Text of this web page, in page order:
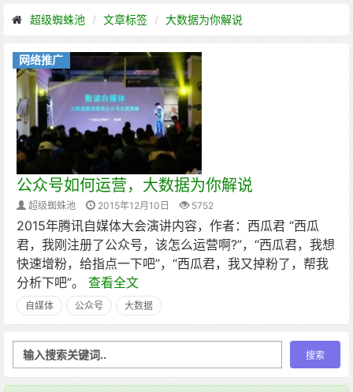
超级蜘蛛池 文章标签 大数据为你解说
网络推广
公众号如何运营，大数据为你解说
超级蜘蛛池 2015年12月10日 5752
2015年腾讯自媒体大会演讲内容，作者：西瓜君 “西瓜
君，我刚注册了公众号，该怎么运营啊?”，“西瓜君，我想
快速增粉，给指点一下吧”，“西瓜君，我又掉粉了，帮我
分析下吧”。 查看全文
自媒体 公众号 大数据